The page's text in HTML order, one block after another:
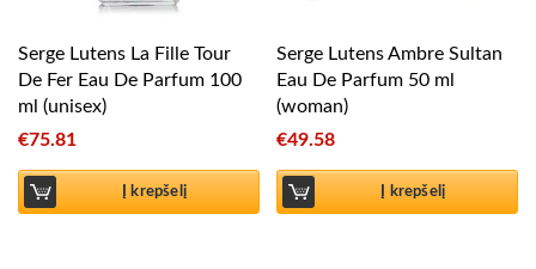
Serge Lutens La Fille Tour
De Fer Eau De Parfum 100
ml (unisex)
€75.81
Į krepšelį
Serge Lutens Ambre Sultan
Eau De Parfum 50 ml
(woman)
€49.58
Į krepšelį